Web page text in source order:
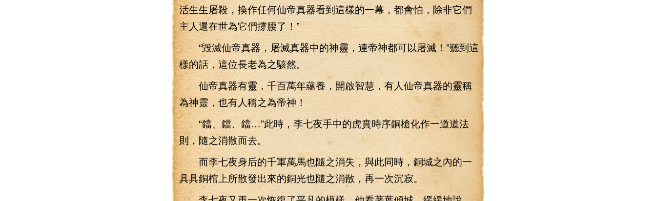
活生生屠殺，換作任何仙帝真器看到這樣的一幕，都會怕，除非它們
主人還在世為它們撐腰了！”
“毀滅仙帝真器，屠滅真器中的神靈，連帝神都可以屠滅！”聽到這
樣的話，這位長老為之駭然。
仙帝真器有靈，千百萬年蘊養，開啟智慧，有人仙帝真器的靈稱
為神靈，也有人稱之為帝神！
“鐺、鐺、鐺…”此時，李七夜手中的虎賁時序銅槍化作一道道法
則，隨之消散而去。
而李七夜身后的千軍萬馬也隨之消失，與此同時，銅城之內的一
具具銅棺上所散發出來的銅光也隨之消散，再一次沉寂。